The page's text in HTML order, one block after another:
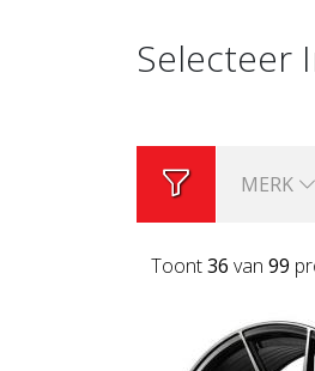
Selecteer
MERK
Toont36 van 99